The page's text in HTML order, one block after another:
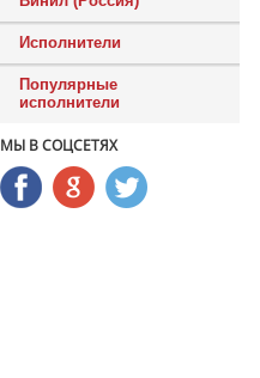
Исполнители
Популярные
исполнители
МЫ В СОЦСЕТЯХ